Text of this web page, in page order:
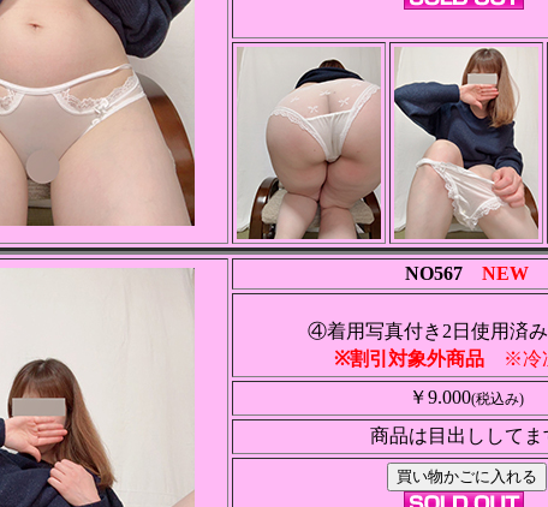
NO567 NEW
④着用写真付き2日使用済
※割引対象外商品※冷
￥9.000(税込み)
商品は目出ししてま